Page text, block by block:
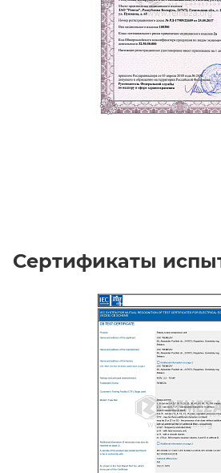
Сертификаты